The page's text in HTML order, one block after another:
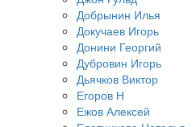
Добрынин Илья
Докучаев Игорь
Донини Георгий
Дубровин Игорь
Дьячков Виктор
Егоров Н
Ежов Алексей